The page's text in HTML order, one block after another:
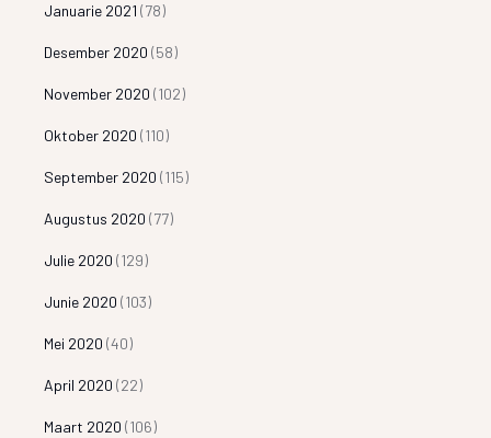
Januarie 2021 (78)
Desember 2020 (58)
November 2020 (102)
Oktober 2020 (110)
September 2020 (115)
Augustus 2020 (77)
Julie 2020 (129)
Junie 2020 (103)
Mei 2020 (40)
April 2020 (22)
Maart 2020 (106)